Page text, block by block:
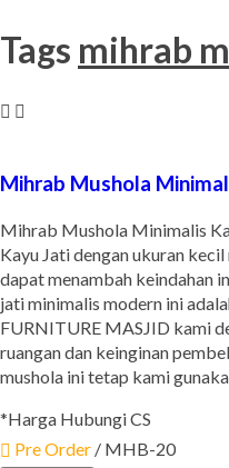
Tags mihrab
Mihrab Mushola
Mihrab Mushola Minimalis
Kayu Jati dengan ukuran
dapat menambah keindahan
jati minimalis modern ini
FURNITURE MASJID kami
ruangan dan keinginan
mushola ini tetap kami
*Harga Hubungi CS
Pre Order / MHB-20